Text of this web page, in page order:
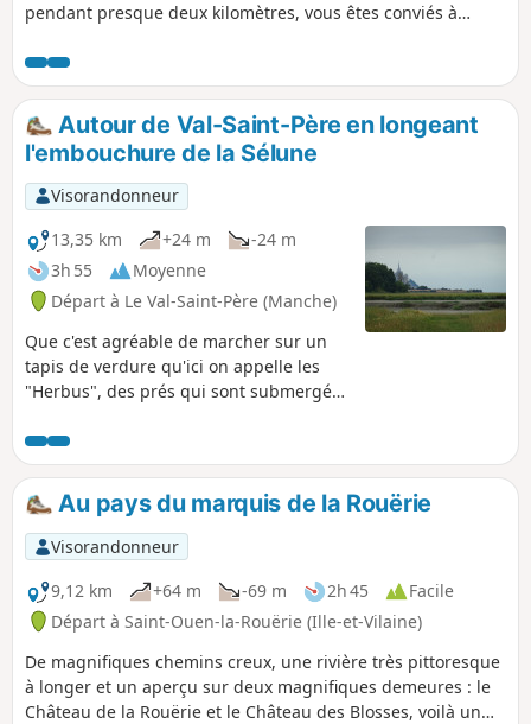
pendant presque deux kilomètres, vous êtes conviés à
champs.
Autour de Val-Saint-Père en longeant
l'embouchure de la Sélune
Visorandonneur
13,35 km
+24 m
-24 m
3h 55
Moyenne
Départ à Le Val-Saint-Père (Manche)
Que c'est agréable de marcher sur un
tapis de verdure qu'ici on appelle les
"Herbus", des prés qui sont submergés
saveur salé à l'herbe, nourriture
essentielle des moutons ! En plus, après
la traversée de la charmante bourgade
de Val-Saint-Père, l'œil est rempli par la
majesté du Mont-Saint-Michel qui se
dresse à l'Ouest entre la Pointe du
Grouin du Sud, à droite, et la Pointe de
Roche Torin, à gauche.
Au pays du marquis de la Rouërie
Visorandonneur
9,12 km
+64 m -69 m 2h 45
Facile
Départ à Saint-Ouen-la-Rouërie (Ille-et-Vilaine)
De magnifiques chemins creux, une rivière très pittoresque
à longer et un aperçu sur deux magnifiques demeures : le
Château de la Rouërie et le Château des Blosses, voilà un